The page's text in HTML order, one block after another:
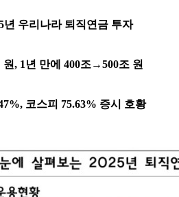
년 우리나라 퇴직연금 투자
원, 1년 만에 400조→500조 원
코스피 75.63% 증시 호황